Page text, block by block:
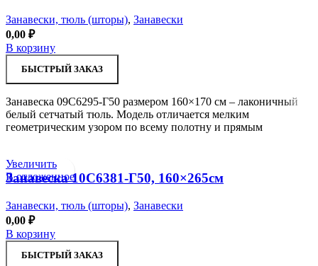
Занавески, тюль (шторы), Занавески
0,00 ₽
В корзину
БЫСТРЫЙ ЗАКАЗ
Занавеска 09С6295-Г50 размером 160×170 см – лаконичный
белый сетчатый тюль. Модель отличается мелким
геометрическим узором по всему полотну и прямым
Увеличить
В отложенное
Занавеска 10С6381-Г50, 160×265см
Занавески, тюль (шторы), Занавески
0,00 ₽
В корзину
БЫСТРЫЙ ЗАКАЗ